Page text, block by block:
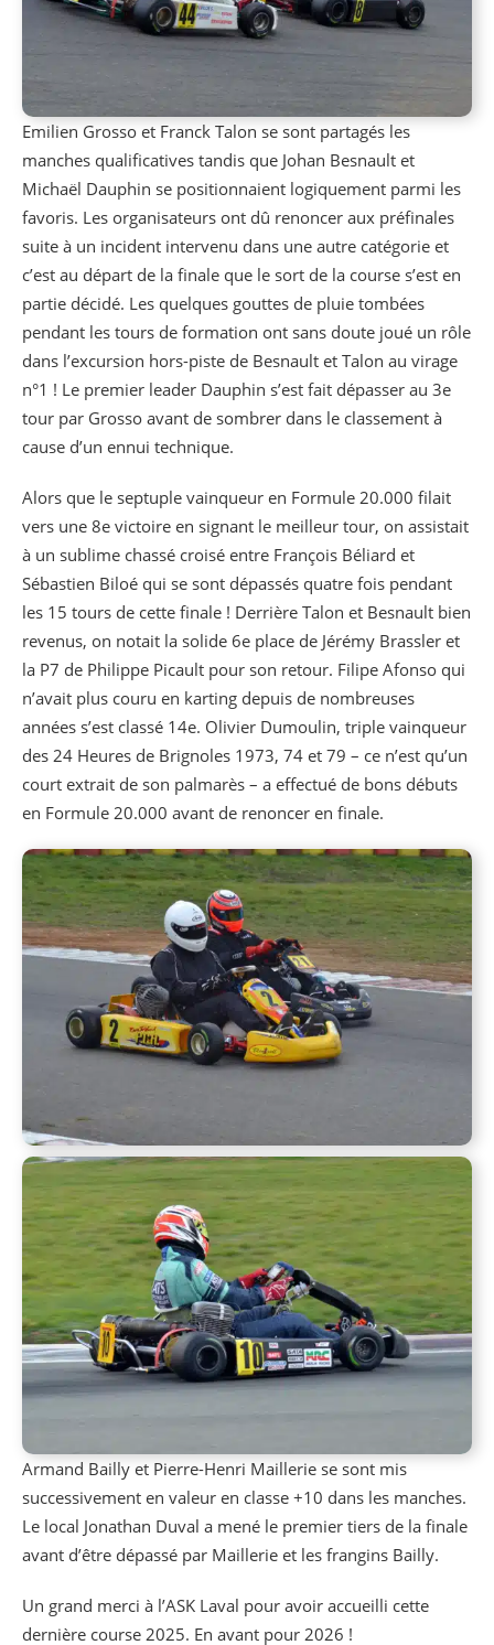
Emilien Grosso et Franck Talon se sont partagés les
manches qualificatives tandis que Johan Besnault et
Michaël Dauphin se positionnaient logiquement parmi les
favoris. Les organisateurs ont dû renoncer aux préfinales
suite à un incident intervenu dans une autre catégorie et
c’est au départ de la finale que le sort de la course s’est en
partie décidé. Les quelques gouttes de pluie tombées
pendant les tours de formation ont sans doute joué un rôle
dans l’excursion hors-piste de Besnault et Talon au virage
n°1 ! Le premier leader Dauphin s’est fait dépasser au 3e
tour par Grosso avant de sombrer dans le classement à
cause d’un ennui technique.
Alors que le septuple vainqueur en Formule 20.000 filait
vers une 8e victoire en signant le meilleur tour, on assistait
à un sublime chassé croisé entre François Béliard et
Sébastien Biloé qui se sont dépassés quatre fois pendant
les 15 tours de cette finale ! Derrière Talon et Besnault bien
revenus, on notait la solide 6e place de Jérémy Brassler et
la P7 de Philippe Picault pour son retour. Filipe Afonso qui
n’avait plus couru en karting depuis de nombreuses
années s’est classé 14e. Olivier Dumoulin, triple vainqueur
des 24 Heures de Brignoles 1973, 74 et 79 – ce n’est qu’un
court extrait de son palmarès – a effectué de bons débuts
en Formule 20.000 avant de renoncer en finale.
Armand Bailly et Pierre-Henri Maillerie se sont mis
successivement en valeur en classe +10 dans les manches.
Le local Jonathan Duval a mené le premier tiers de la finale
avant d’être dépassé par Maillerie et les frangins Bailly.
Un grand merci à l’ASK Laval pour avoir accueilli cette
dernière course 2025. En avant pour 2026 !